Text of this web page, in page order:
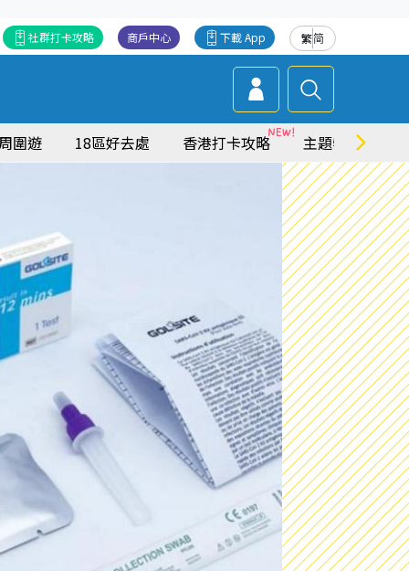
繁简
下載 App
商戶中心
社群打卡攻略
圍遊 18區好去處 香港打卡攻略 主題特集